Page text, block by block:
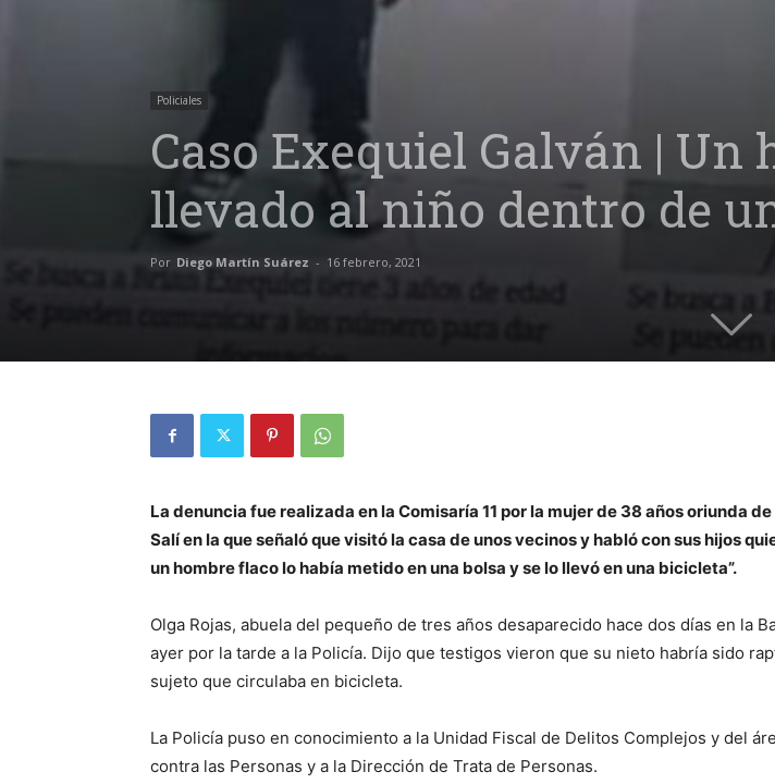
Policiales
Caso Exequiel Galván | Un
llevado al niño dentro de
Por Diego Martín Suárez - 16 febrero, 2021
La denuncia fue realizada en la Comisaría 11 por la mujer de 38 años oriunda
Salí en la que señaló que visitó la casa de unos vecinos y habló con sus hijos
un hombre flaco lo había metido en una bolsa y se lo llevó en una bicicleta”.
Olga Rojas, abuela del pequeño de tres años desaparecido hace dos días en la
ayer por la tarde a la Policía. Dijo que testigos vieron que su nieto habría sido
sujeto que circulaba en bicicleta.
La Policía puso en conocimiento a la Unidad Fiscal de Delitos Complejos y del
contra las Personas y a la Dirección de Trata de Personas.